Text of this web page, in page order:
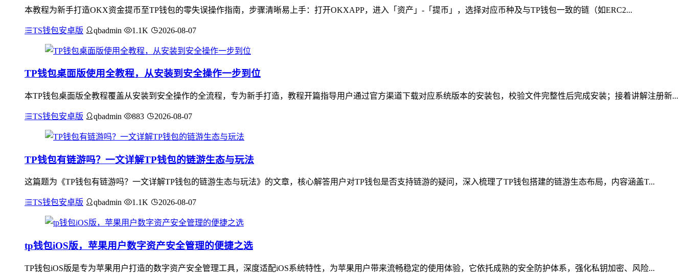
本教程为新手打造OKX资金提币至TP钱包的零失误操作指南，步骤清晰易上手：打开OKXAPP，进入「资产」-「提币」，选择对应币种及与TP钱包一致的链（如ERC2...
TS钱包安卓版 qbadmin 1.1K 2026-08-07
TP钱包桌面版使用全教程，从安装到安全操作一步到位
本TP钱包桌面版全教程覆盖从安装到安全操作的全流程，专为新手打造，教程开篇指导用户通过官方渠道下载对应系统版本的安装包，校验文件完整性后完成安装；接着讲解注册新...
TS钱包安卓版 qbadmin 883 2026-08-07
TP钱包有链游吗？一文详解TP钱包的链游生态与玩法
这篇题为《TP钱包有链游吗？一文详解TP钱包的链游生态与玩法》的文章，核心解答用户对TP钱包是否支持链游的疑问，深入梳理了TP钱包搭建的链游生态布局，内容涵盖T...
TS钱包安卓版 qbadmin 1.1K 2026-08-07
tp钱包iOS版，苹果用户数字资产安全管理的便捷之选
TP钱包iOS版是专为苹果用户打造的数字资产安全管理工具，深度适配iOS系统特性，为苹果用户带来流畅稳定的使用体验，它依托成熟的安全防护体系，强化私钥加密、风险...